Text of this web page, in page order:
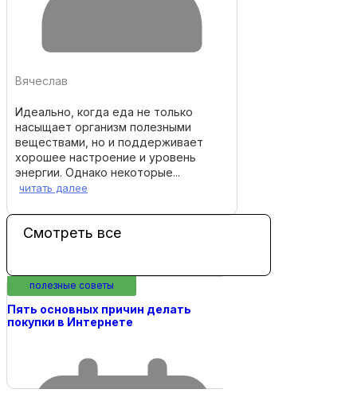
Смотреть все
Вячеслав
Идеально, когда еда не только
насыщает организм полезными
веществами, но и поддерживает
хорошее настроение и уровень
энергии. Однако некоторые...
читать далее
полезные советы
Пять основных причин делать
покупки в Интернете